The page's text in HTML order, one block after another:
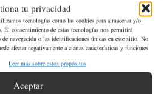
tu privacidad
tecnologías como las cookies para almacenar y/o
consentimiento de estas tecnologías nos permitirá
navegación o las identificaciones únicas en este sitio. No
afectar negativamente a ciertas características y funciones.
Leer más sobre estos propósitos
Aceptar
reiteraron que la situaciónevoluciona
garantíade que los sistemas de
esperar podría poner vidas en